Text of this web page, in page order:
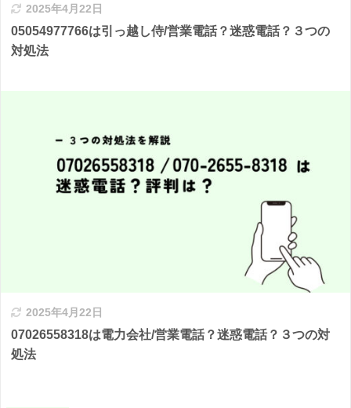
2025年4月22日
05054977766は引っ越し侍/営業電話？迷惑電話？３つの
対処法
2025年4月22日
07026558318は電力会社/営業電話？迷惑電話？３つの対
処法